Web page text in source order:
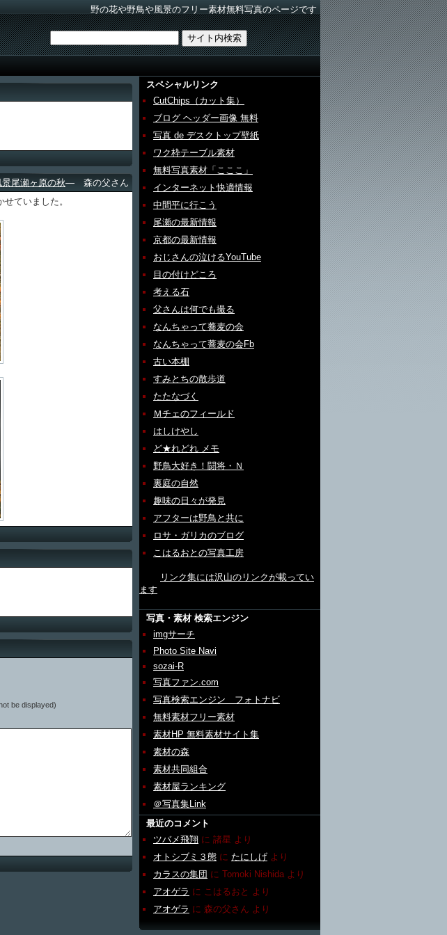
野の花や野鳥や風景のフリー素材無料写真のページです
景尾瀬ヶ原の秋― 森の父さん
ていました。
be displayed)
スペシャルリンク
CutChips（カット集）
ブログ ヘッダー画像 無料
写真 de デスクトップ壁紙
ワク枠テーブル素材
無料写真素材「こここ」
インターネット快適情報
中間平に行こう
尾瀬の最新情報
京都の最新情報
おじさんの泣けるYouTube
目の付けどころ
考える石
父さんは何でも撮る
なんちゃって蕎麦の会
なんちゃって蕎麦の会Fb
古い本棚
すみとちの散歩道
たたなづく
Ｍチェのフィールド
はしけやし
ど★れどれ メモ
野鳥大好き！闘将・Ｎ
裏庭の自然
趣味の日々が発見
アフターは野鳥と共に
ロサ・ガリカのブログ
こはるおとの写真工房
リンク集には沢山のリンクが載ってい
ます
写真・素材 検索エンジン
imgサーチ
Photo Site Navi
sozai-R
写真ファン.com
写真検索エンジン フォトナビ
無料素材フリー素材
素材HP 無料素材サイト集
素材の森
素材共同組合
素材屋ランキング
＠写真集Link
最近のコメント
ツバメ飛翔 に 諸星 より
オトシブミ３態 に たにしげ より
カラスの集団 に Tomoki Nishida より
アオゲラ に こはるおと より
アオゲラ に 森の父さん より